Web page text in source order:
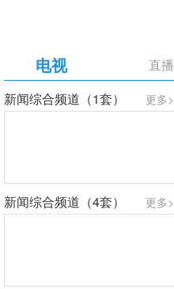
直播
电视
更多>
新闻综合频道（1套）
更多>
新闻综合频道（4套）